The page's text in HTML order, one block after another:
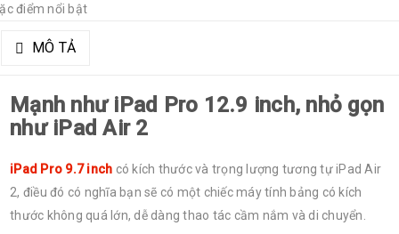
điểm nổi bật
MÔ TẢ
Mạnh như iPad Pro 12.9 inch, nhỏ gọn
như iPad Air 2
iPad Pro 9.7 inch có kích thước và trọng lượng tương tự iPad Air
2, điều đó có nghĩa bạn sẽ có một chiếc máy tính bảng có kích
thước không quá lớn, dễ dàng thao tác cầm nắm và di chuyển.